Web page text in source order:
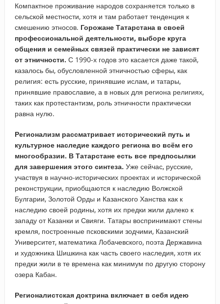
Компактное проживание народов сохраняется только в
сельской местности, хотя и там работает тенденция к
смешению этносов. Горожане Татарстана в своей
профессиональной деятельности, выборе круга
общения и семейных связей практически не зависят
от этничности. С 1990-х годов это касается даже такой,
казалось бы, обусловленной этничностью сферы, как
религия: есть русские, принявшие ислам, и татары,
принявшие православие, а в новых для региона религиях,
таких как протестантизм, роль этничности практически
равна нулю.
Регионализм рассматривает исторический путь и
культурное наследие каждого региона во всём его
многообразии. В Татарстане есть все предпосылки
для завершения этого синтеза. Уже сейчас, русские,
участвуя в научно-исторических проектах и исторической
реконструкции, приобщаются к наследию Волжской
Булгарии, Золотой Орды и Казанского Ханства как к
наследию своей родины, хотя их предки жили далеко к
западу от Казанки и Свияги. Татары воспринимают стены
кремля, построенные псковскими зодчими, Казанский
Университет, математика Лобачевского, поэта Державина
и художника Шишкина как часть своего наследия, хотя их
предки жили в те времена как минимум по другую сторону
озера Кабан.
Регионалистская доктрина включает в себя идею